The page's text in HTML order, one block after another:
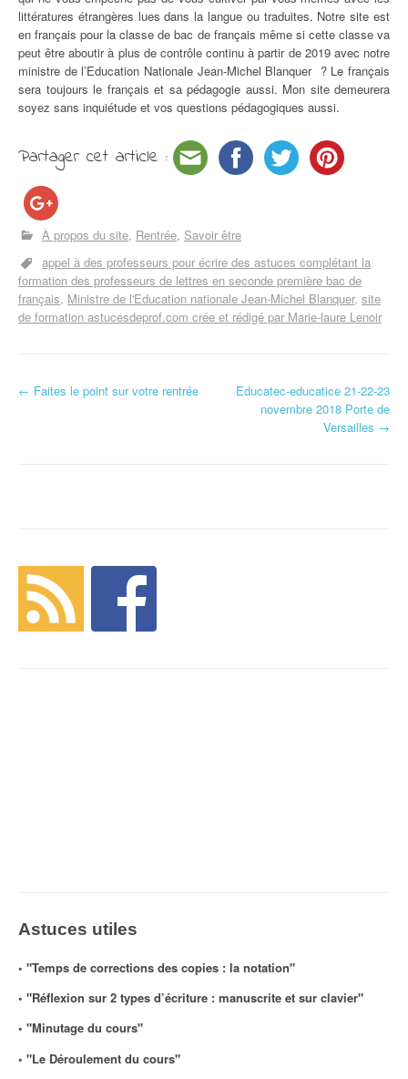
littératures étrangères lues dans la langue ou traduites. Notre site est
en français pour la classe de bac de français même si cette classe va
peut être aboutir à plus de contrôle continu à partir de 2019 avec notre
ministre de l’Education Nationale Jean-Michel Blanquer ? Le français
sera toujours le français et sa pédagogie aussi. Mon site demeurera
soyez sans inquiétude et vos questions pédagogiques aussi.
Partager cet article :
À propos du site Rentrée Savoir être
appel à des professeurs pour écrire des astuces complétant la
formation des professeurs de lettres en seconde première bac de
français Ministre de l'Education nationale Jean-Michel Blanquer site
de formation astucesdeprof.com crée et rédigé par Marie-laure Lenoir
Navigation d'article
← Faites le point sur votre rentrée
Educatec-educatice 21-22-23
novembre 2018 Porte de
Versailles →
Astuces utiles
◦ "Temps de corrections des copies : la notation"
◦ "Réflexion sur 2 types d’écriture : manuscrite et sur clavier"
◦ "Minutage du cours"
◦ "Le Déroulement du cours"